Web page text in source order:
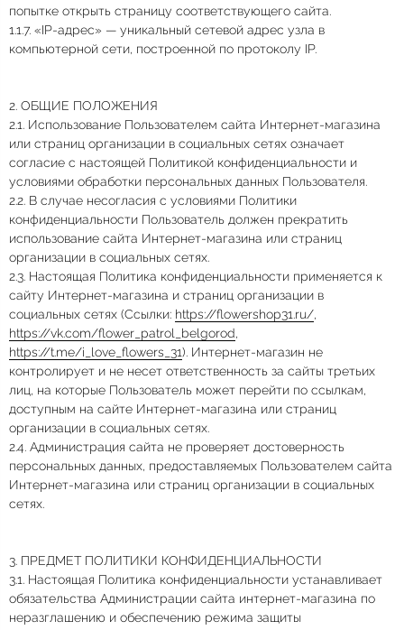
попытке открыть страницу соответствующего сайта.
1.1.7. «IP-адрес» — уникальный сетевой адрес узла в
компьютерной сети, построенной по протоколу IP.
2. ОБЩИЕ ПОЛОЖЕНИЯ
2.1. Использование Пользователем сайта Интернет-магазина
или страниц организации в социальных сетях означает
согласие с настоящей Политикой конфиденциальности и
условиями обработки персональных данных Пользователя.
2.2. В случае несогласия с условиями Политики
конфиденциальности Пользователь должен прекратить
использование сайта Интернет-магазина или страниц
организации в социальных сетях.
2.3. Настоящая Политика конфиденциальности применяется к
сайту Интернет-магазина и страниц организации в
социальных сетях (Ссылки: https://flowershop31.ru/,
https://vk.com/flower_patrol_belgorod,
https://t.me/i_love_flowers_31). Интернет-магазин не
контролирует и не несет ответственность за сайты третьих
лиц, на которые Пользователь может перейти по ссылкам,
доступным на сайте Интернет-магазина или страниц
организации в социальных сетях.
2.4. Администрация сайта не проверяет достоверность
персональных данных, предоставляемых Пользователем сайта
Интернет-магазина или страниц организации в социальных
сетях.
3. ПРЕДМЕТ ПОЛИТИКИ КОНФИДЕНЦИАЛЬНОСТИ
3.1. Настоящая Политика конфиденциальности устанавливает
обязательства Администрации сайта интернет-магазина по
неразглашению и обеспечению режима защиты